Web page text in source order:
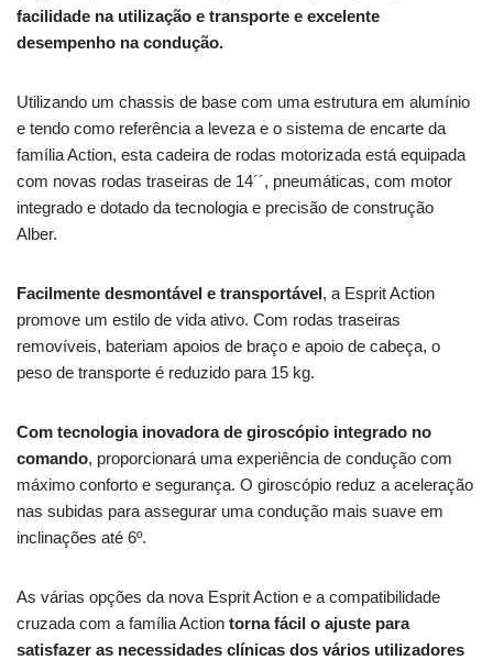
facilidade na utilização e transporte e excelente
desempenho na condução.
Utilizando um chassis de base com uma estrutura em alumínio
e tendo como referência a leveza e o sistema de encarte da
família Action, esta cadeira de rodas motorizada está equipada
com novas rodas traseiras de 14´´, pneumáticas, com motor
integrado e dotado da tecnologia e precisão de construção
Alber.
Facilmente desmontável e transportável, a Esprit Action
promove um estilo de vida ativo. Com rodas traseiras
removíveis, bateriam apoios de braço e apoio de cabeça, o
peso de transporte é reduzido para 15 kg.
Com tecnologia inovadora de giroscópio integrado no
comando, proporcionará uma experiência de condução com
máximo conforto e segurança. O giroscópio reduz a aceleração
nas subidas para assegurar uma condução mais suave em
inclinações até 6º.
As várias opções da nova Esprit Action e a compatibilidade
cruzada com a família Action torna fácil o ajuste para
satisfazer as necessidades clínicas dos vários utilizadores